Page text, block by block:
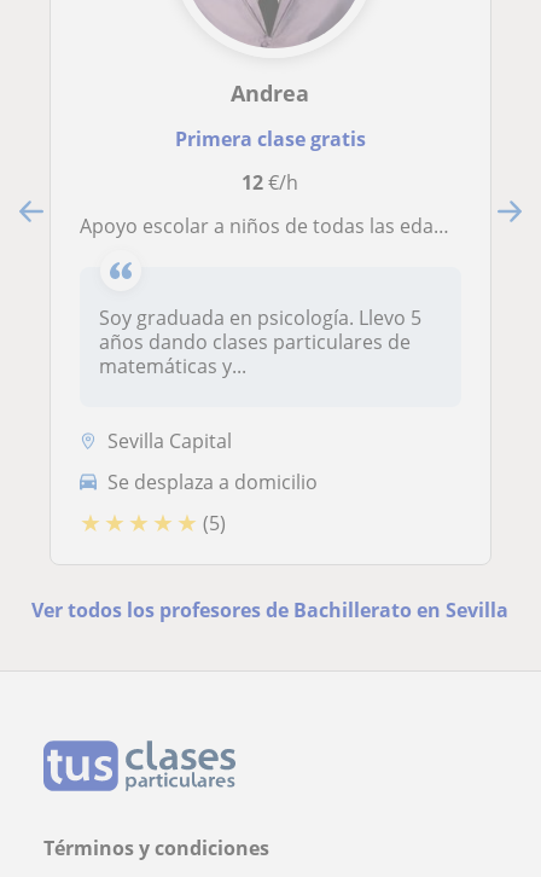
Andrea
Primera clase gratis
12€/h
Apoyo escolar a niños de todas las edades hasta bachillerato
Soy graduada en psicología. Llevo 5
años dando clases particulares de
matemáticas y...
Sevilla Capital
Se desplaza a domicilio
★ ★ ★ ★ ★ (5)
Ver todos los profesores de Bachillerato en Sevilla
Términos y condiciones